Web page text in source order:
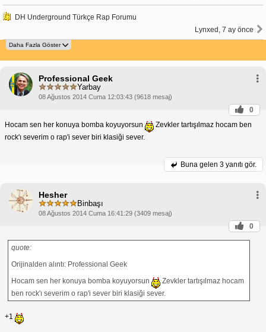
DH Underground Türkçe Rap Forumu
Lynxed, 7 ay önce
Professional Geek
Yarbay
08 Ağustos 2014 Cuma 12:03:43 (9618 mesaj)
0
Hocam sen her konuya bomba koyuyorsun
Zevkler tartışılmaz hocam ben
rock'ı severim o rap'i sever biri klasiği sever.
Buna gelen 3 yanıtı gör.
Hesher
Binbaşı
08 Ağustos 2014 Cuma 16:41:29 (3409 mesaj)
0
quote:
Orijinalden alıntı: Professional Geek
Hocam sen her konuya bomba koyuyorsun
Zevkler tartışılmaz hocam
ben rock'ı severim o rap'i sever biri klasiği sever.
+1